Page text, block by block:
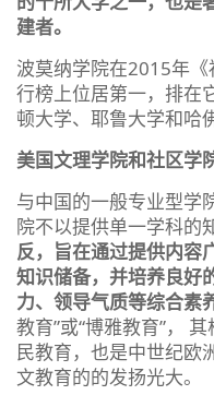
建者。
波莫纳学院在2015年
行榜上位居第一，排在
顿大学、耶鲁大学和哈
美国文理学院和社区学
与中国的一般专业型学
院不以提供单一学科的
反，旨在通过提供内容
知识储备，并培养良好
力、领导气质等综合素
教育”或“博雅教育”，
民教育，也是中世纪欧
文教育的的发扬光大。